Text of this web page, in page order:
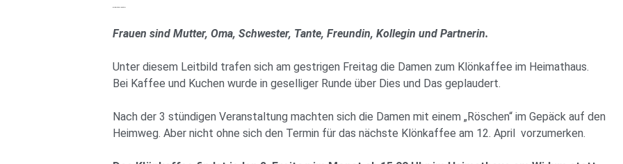
Frauen sind Mutter, Oma, Schwester, Tante, Freundin, Kollegin und Partnerin.
Unter diesem Leitbild trafen sich am gestrigen Freitag die Damen zum Klönkaffee im Heimathaus.
Bei Kaffee und Kuchen wurde in geselliger Runde über Dies und Das geplaudert.
Nach der 3 stündigen Veranstaltung machten sich die Damen mit einem „Röschen“ im Gepäck auf den
Heimweg. Aber nicht ohne sich den Termin für das nächste Klönkaffee am 12. April vorzumerken.